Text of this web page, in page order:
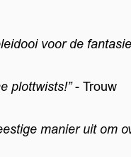
voor de
plottwists!”- Trouw
manier uit om